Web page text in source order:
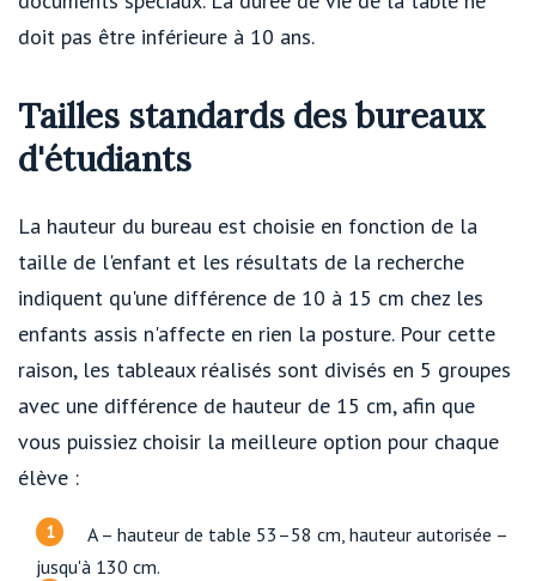
doit pas être inférieure à 10 ans.
Tailles standards des bureaux
d'étudiants
La hauteur du bureau est choisie en fonction de la
taille de l'enfant et les résultats de la recherche
indiquent qu'une différence de 10 à 15 cm chez les
enfants assis n'affecte en rien la posture. Pour cette
raison, les tableaux réalisés sont divisés en 5 groupes
avec une différence de hauteur de 15 cm, afin que
vous puissiez choisir la meilleure option pour chaque
élève :
A – hauteur de table 53–58 cm, hauteur autorisée –
jusqu'à 130 cm.